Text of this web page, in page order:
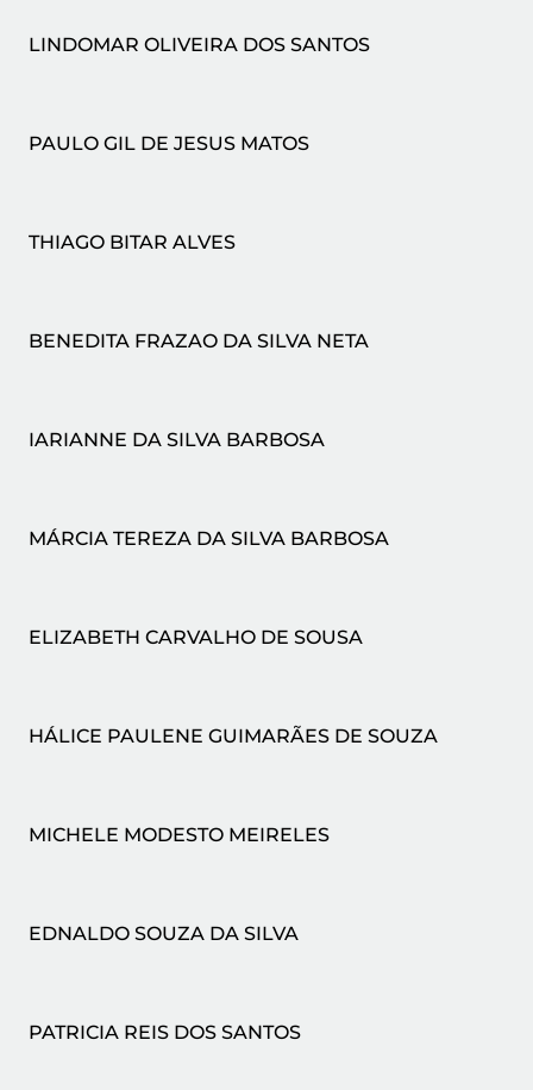
LINDOMAR OLIVEIRA DOS SANTOS
PAULO GIL DE JESUS MATOS
THIAGO BITAR ALVES
BENEDITA FRAZAO DA SILVA NETA
IARIANNE DA SILVA BARBOSA
MÁRCIA TEREZA DA SILVA BARBOSA
ELIZABETH CARVALHO DE SOUSA
HÁLICE PAULENE GUIMARÃES DE SOUZA
MICHELE MODESTO MEIRELES
EDNALDO SOUZA DA SILVA
PATRICIA REIS DOS SANTOS